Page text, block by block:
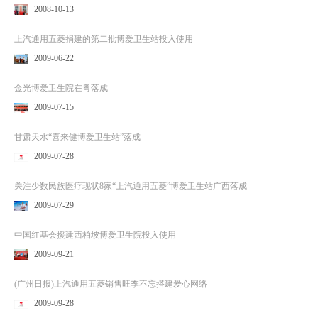
2008-10-13
上汽通用五菱捐建的第二批博爱卫生站投入使用
2009-06-22
金光博爱卫生院在粤落成
2009-07-15
甘肃天水“喜来健博爱卫生站”落成
2009-07-28
关注少数民族医疗现状8家“上汽通用五菱”博爱卫生站广西落成
2009-07-29
中国红基会援建西柏坡博爱卫生院投入使用
2009-09-21
(广州日报)上汽通用五菱销售旺季不忘搭建爱心网络
2009-09-28